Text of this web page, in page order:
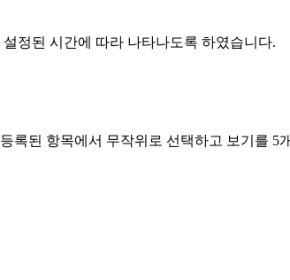
정된 시간에 따라 나타나도록 하였습니다.
록된 항목에서 무작위로 선택하고 보기를